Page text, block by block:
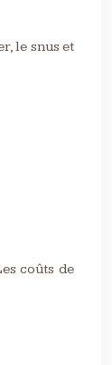
le snus et
coûts de